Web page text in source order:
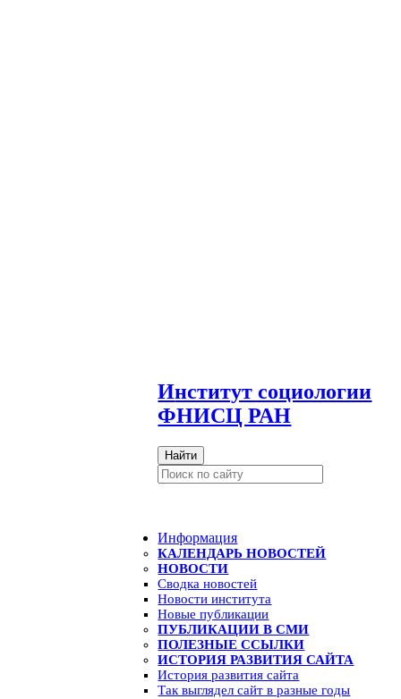
Институт социологии
ФНИСЦ РАН
Найти
Информация
КАЛЕНДАРЬ НОВОСТЕЙ
НОВОСТИ
Сводка новостей
Новости института
Новые публикации
ПУБЛИКАЦИИ В СМИ
ПОЛЕЗНЫЕ ССЫЛКИ
ИСТОРИЯ РАЗВИТИЯ САЙТА
История развития сайта
Так выглядел сайт в разные годы